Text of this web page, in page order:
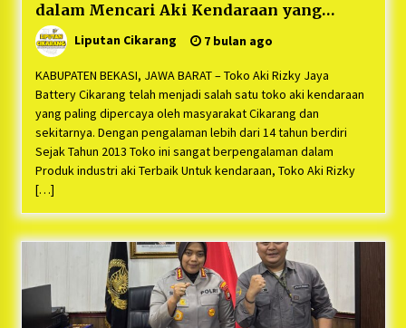
dalam Mencari Aki Kendaraan yang
Berkualitas
Liputan Cikarang 7 bulan ago
KABUPATEN BEKASI, JAWA BARAT – Toko Aki Rizky Jaya
Battery Cikarang telah menjadi salah satu toko aki kendaraan
yang paling dipercaya oleh masyarakat Cikarang dan
sekitarnya. Dengan pengalaman lebih dari 14 tahun berdiri
Sejak Tahun 2013 Toko ini sangat berpengalaman dalam
Produk industri aki Terbaik Untuk kendaraan, Toko Aki Rizky
[…]